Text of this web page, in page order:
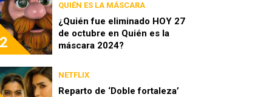
2
QUIÉN ES LA MÁSCARA
¿Quién fue eliminado HOY 27
de octubre en Quién es la
máscara 2024?
NETFLIX
Reparto de ‘Doble fortaleza’